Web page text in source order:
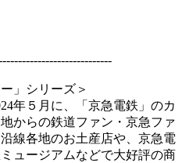
」シリーズ＞
年５月に、「京急電鉄」のカ
からの鉄道ファン・京急ファ
線各地のお土産店や、京急電
ュージアムなどで大好評の商